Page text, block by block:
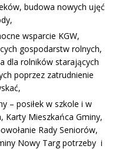
budowa nowych ujęć
wsparcie KGW,
gospodarstw rolnych,
dla rolników starających
poprzez zatrudnienie
– posiłek w szkole i w
Karty Mieszkańca Gminy,
Rady Seniorów,
Nowy Targ potrzeby i